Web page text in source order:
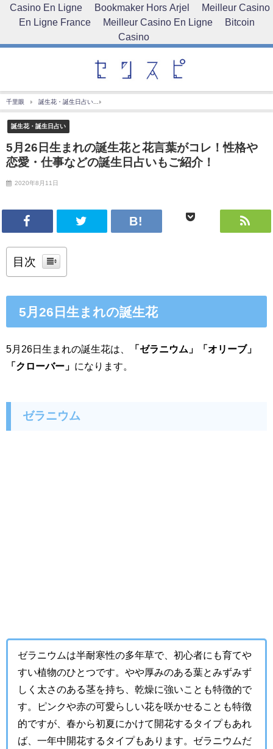
Casino En Ligne Bookmaker Hors Arjel
Meilleur Casino
En Ligne France
Meilleur Casino En Ligne
Bitcoin
Casino
千里眼 誕生花・誕生日占い
誕生花・誕生日占い
5月26日生まれの誕生花と花言葉がコレ！性格や
恋愛・仕事などの誕生日占いもご紹介！
2020年8月11日
目次
5月26日生まれの誕生花
5月26日生まれの誕生花は、
「ゼラニウム」「オリーブ」
「クローバー」 になります。
ゼラニウム
ゼラニウムは半耐寒性の多年草で、初心者にも育てや
すい植物のひとつです。やや厚みのある葉とみずみず
しく太さのある茎を持ち、乾燥に強いことも特徴的で
す。ピンクや赤の可愛らしい花を咲かせることも特徴
的ですが、春から初夏にかけて開花するタイプもあれ
ば、一年中開花するタイプもあります。ゼラニウムだ